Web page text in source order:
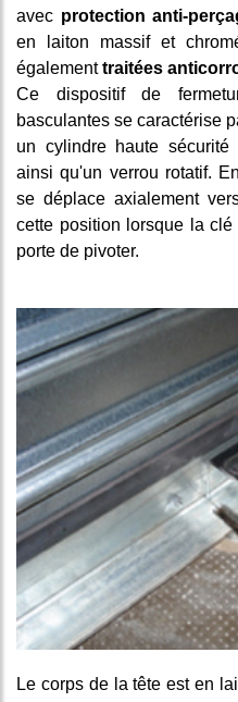
avec protection anti-
en laiton massif et
égalementtraitées
Ce dispositif de
basculantes se caractérise
un cylindre haute sécurité
ainsi qu'un verrou rotatif.
se déplace axialement
cette position lorsque la
porte de pivoter.
Le corps de la tête est en